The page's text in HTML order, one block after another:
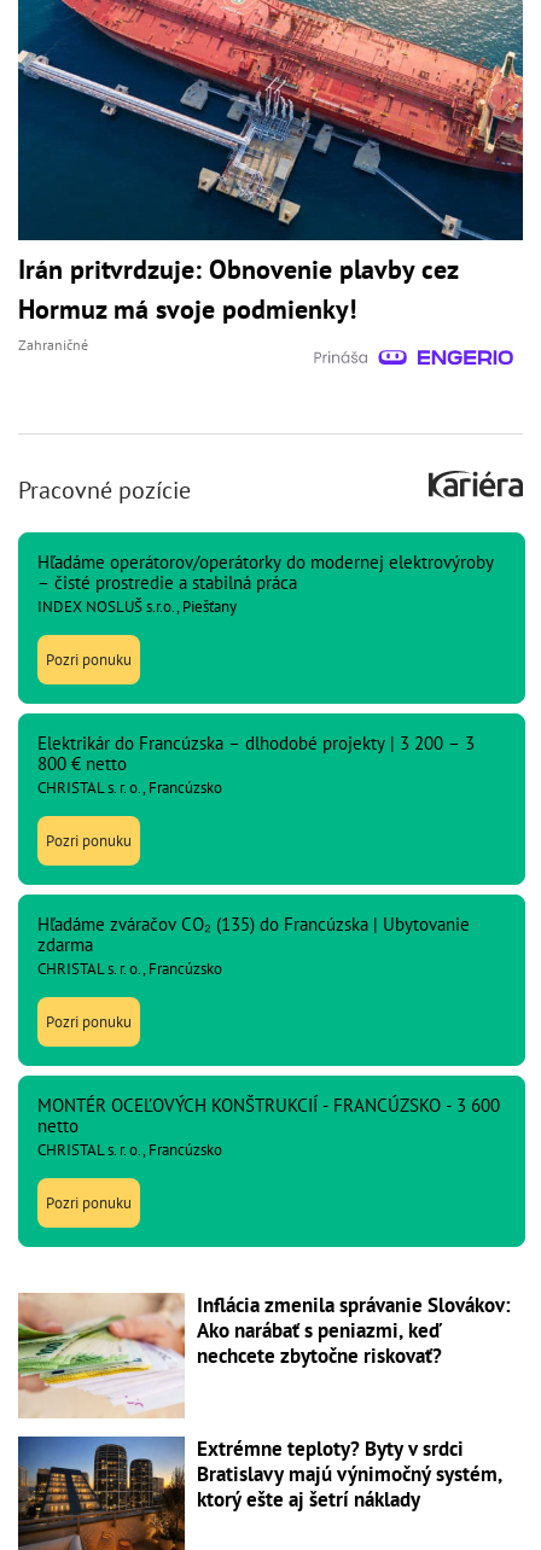
Irán pritvrdzuje: Obnovenie plavby cez
Hormuz má svoje podmienky!
Zahraničné
Pracovné pozície
Hľadáme operátorov/operátorky do modernej elektrovýroby
– čisté prostredie a stabilná práca
INDEX NOSLUŠ s.r.o., Piešťany
Pozri ponuku
Elektrikár do Francúzska – dlhodobé projekty | 3 200 – 3
800 € netto
CHRISTAL s. r. o., Francúzsko
Pozri ponuku
Hľadáme zváračov CO₂ (135) do Francúzska | Ubytovanie
zdarma
CHRISTAL s. r. o., Francúzsko
Pozri ponuku
MONTÉR OCEĽOVÝCH KONŠTRUKCIÍ - FRANCÚZSKO - 3 600
netto
CHRISTAL s. r. o., Francúzsko
Pozri ponuku
Inflácia zmenila správanie Slovákov:
Ako narábať s peniazmi, keď
nechcete zbytočne riskovať?
Extrémne teploty? Byty v srdci
Bratislavy majú výnimočný systém,
ktorý ešte aj šetrí náklady